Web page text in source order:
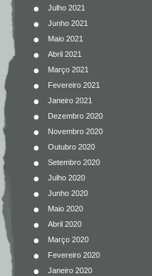
Julho 2021
Junho 2021
Maio 2021
Abril 2021
Março 2021
Fevereiro 2021
Janeiro 2021
Dezembro 2020
Novembro 2020
Outubro 2020
Setembro 2020
Julho 2020
Junho 2020
Maio 2020
Abril 2020
Março 2020
Fevereiro 2020
Janeiro 2020